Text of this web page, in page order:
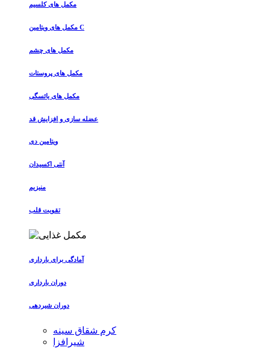
مکمل های کلسیم
مکمل های ویتامین C
مکمل های چشم
مکمل های پروستات
مکمل های یائسگی
عضله سازی و افزایش قد
ویتامین دی
آنتی اکسیدان
منیزیم
تقویت قلب
آمادگی برای بارداری
دوران بارداری
دوران شیردهی
کرم شقاق سینه
شیرافزا